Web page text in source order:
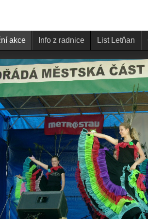
akce Info z radnice List Letňan